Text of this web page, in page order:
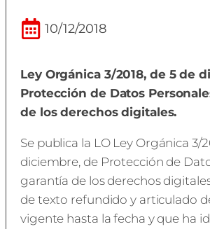
10/12/2018
Ley Orgánica 3/2018, de 5 de
Protección de Datos
de los derechos digitales.
Se publica la LO Ley Orgánica 3/
diciembre, de Protección de
garantía de los derechos
de texto refundido y articulado
vigente hasta la fecha y que ha